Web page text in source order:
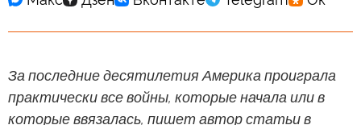
За последние десятилетия Америка проиграла
практически все войны, которые начала или в
которые ввязалась, пишет автор статьи в